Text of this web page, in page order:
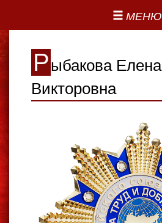
МЕНЮ
Рыбакова Елена
Викторовна